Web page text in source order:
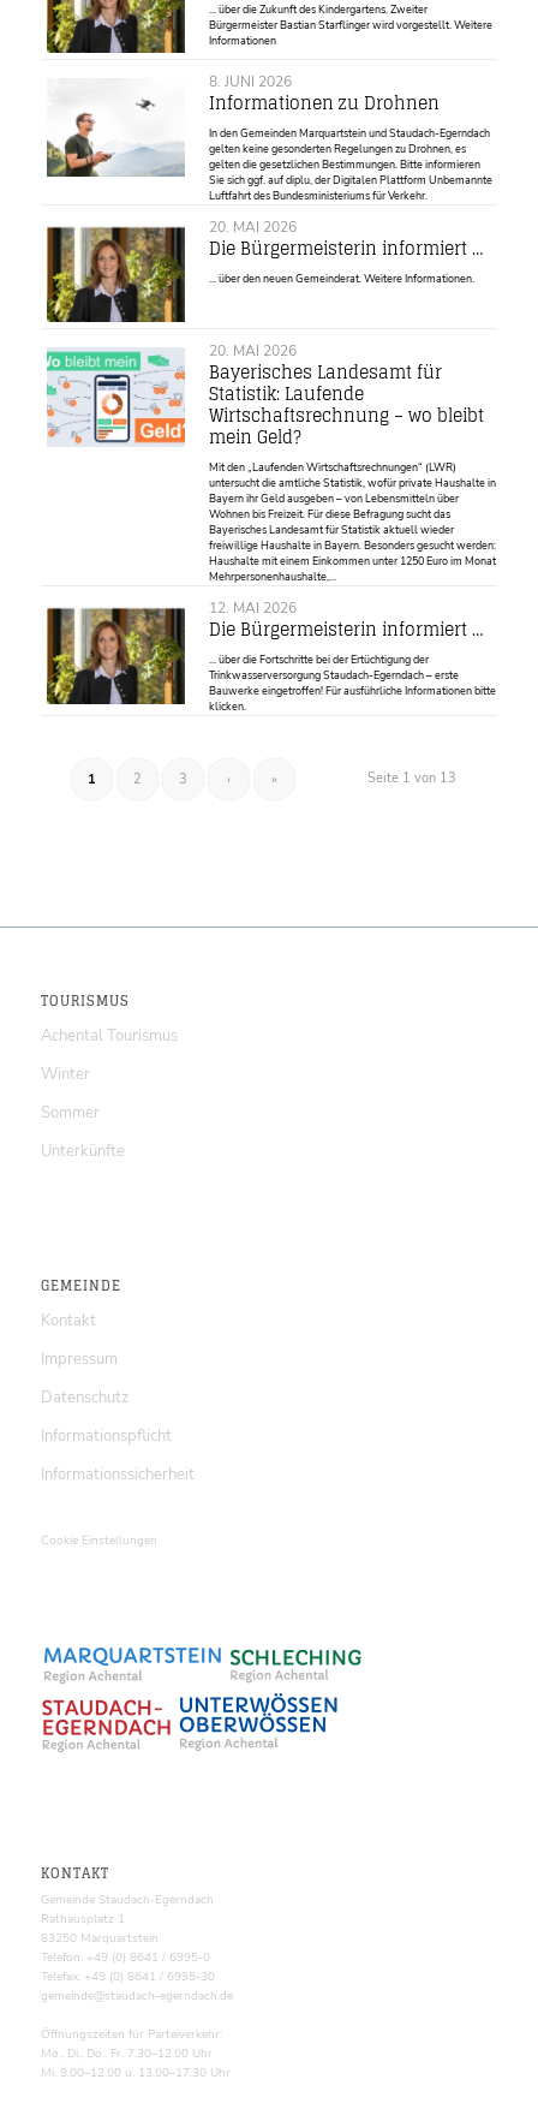
... über die Zukunft des Kindergartens. Zweiter
Bürgermeister Bastian Starflinger wird vorgestellt. Weitere
Informationen
8. JUNI 2026
Informationen zu Drohnen
In den Gemeinden Marquartstein und Staudach-Egerndach
gelten keine gesonderten Regelungen zu Drohnen, es
gelten die gesetzlichen Bestimmungen. Bitte informieren
Sie sich ggf. auf diplu, der Digitalen Plattform Unbemannte
Luftfahrt des Bundesministeriums für Verkehr.
20. MAI 2026
Die Bürgermeisterin informiert …
... über den neuen Gemeinderat. Weitere Informationen.
20. MAI 2026
Bayerisches Landesamt für
Statistik: Laufende
Wirtschaftsrechnung – wo bleibt
mein Geld?
Mit den „Laufenden Wirtschaftsrechnungen“ (LWR)
untersucht die amtliche Statistik, wofür private Haushalte in
Bayern ihr Geld ausgeben – von Lebensmitteln über
Wohnen bis Freizeit. Für diese Befragung sucht das
Bayerisches Landesamt für Statistik aktuell wieder
freiwillige Haushalte in Bayern. Besonders gesucht werden:
Haushalte mit einem Einkommen unter 1250 Euro im Monat
Mehrpersonenhaushalte,…
12. MAI 2026
Die Bürgermeisterin informiert …
... über die Fortschritte bei der Ertüchtigung der
Trinkwasserversorgung Staudach-Egerndach – erste
Bauwerke eingetroffen! Für ausführliche Informationen bitte
klicken.
Seite 1 von 13
1 2 3 › »
TOURISMUS
Achental Tourismus
Winter
Sommer
Unterkünfte
GEMEINDE
Kontakt
Impressum
Datenschutz
Informationspflicht
Informationssicherheit
Cookie Einstellungen
KONTAKT
Gemeinde Staudach-Egerndach
Rathausplatz 1
83250 Marquartstein
Telefon: +49 (0) 8641 / 6995-0
Telefax: +49 (0) 8641 / 6995-30
gemeinde@staudach-egerndach.de
Öffnungszeiten für Parteiverkehr:
Mo., Di., Do., Fr. 7.30–12.00 Uhr
Mi. 9.00–12.00 u. 13.00–17.30 Uhr